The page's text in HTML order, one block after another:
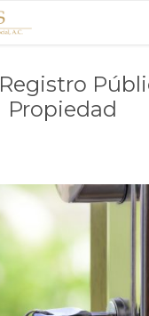
Registro
Propiedad